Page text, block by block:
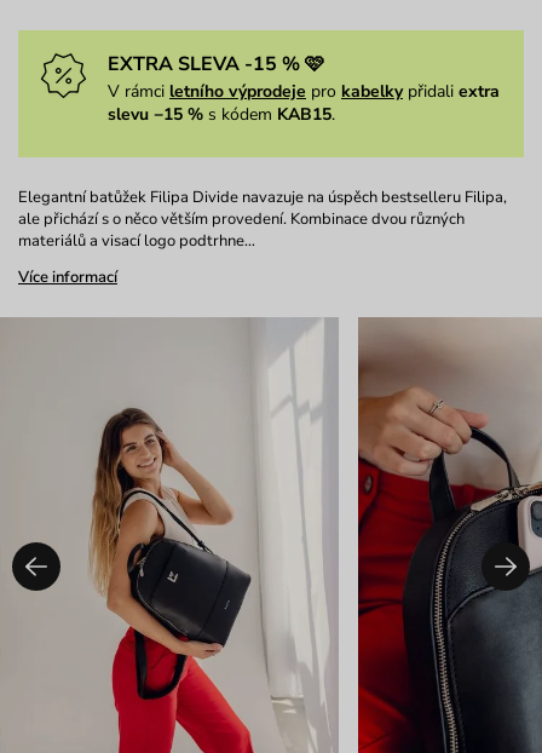
EXTRA SLEVA -15 % 🩷
V rámci letního výprodeje pro kabelkypřidali extra
slevu −15 % s kódem KAB15.
Elegantní batůžek Filipa Divide navazuje na úspěch bestselleru Filipa,
ale přichází s o něco větším provedení. Kombinace dvou různých
materiálů a visací logo podtrhne…
Více informací